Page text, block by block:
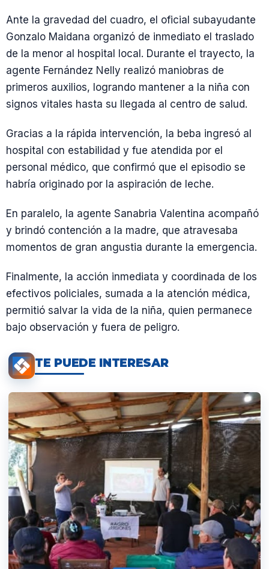
Ante la gravedad del cuadro, el oficial subayudante
Gonzalo Maidana organizó de inmediato el traslado
de la menor al hospital local. Durante el trayecto, la
agente Fernández Nelly realizó maniobras de
primeros auxilios, logrando mantener a la niña con
signos vitales hasta su llegada al centro de salud.
Gracias a la rápida intervención, la beba ingresó al
hospital con estabilidad y fue atendida por el
personal médico, que confirmó que el episodio se
habría originado por la aspiración de leche.
En paralelo, la agente Sanabria Valentina acompañó
y brindó contención a la madre, que atravesaba
momentos de gran angustia durante la emergencia.
Finalmente, la acción inmediata y coordinada de los
efectivos policiales, sumada a la atención médica,
permitió salvar la vida de la niña, quien permanece
bajo observación y fuera de peligro.
TE PUEDE INTERESAR